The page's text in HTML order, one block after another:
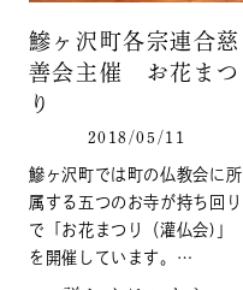
鰺ヶ沢町各宗連合慈
善会主催 お花まつ
り
2018/05/11
鰺ヶ沢町では町の仏教会に所
属する五つのお寺が持ち回り
で「お花まつり（灌仏会)」
を開催しています。…